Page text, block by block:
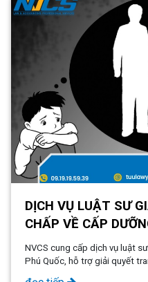
DỊCH VỤ LUẬT SƯ
CHẤP VỀ CẤP
PHÚ QUỐC
NVCS cung cấp dịch vụ luật
Phú Quốc, hỗ trợ giải quyết
hiệu quả và công bằng. Đội